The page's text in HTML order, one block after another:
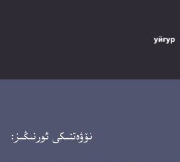
نۆۋەتتىكى ئورنىڭىز: